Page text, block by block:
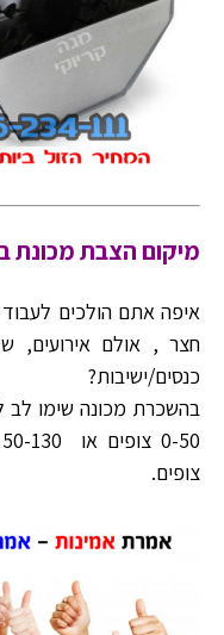
מיקום הצבת מכונת
איפה אתם הולכים
חצר , אולם אירועים,
כנסים/ישיבות?
בהשכרת מכונה שימו
צופים.